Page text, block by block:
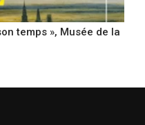
temps », Musée de la